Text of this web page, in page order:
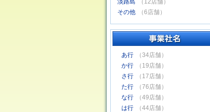
淡路島
（12店舗）
その他
（6店舗）
あ行
（34店舗）
か行
（19店舗）
さ行
（17店舗）
た行
（76店舗）
な行
（49店舗）
は行
（44店舗）